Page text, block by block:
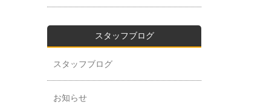
スタッフブログ
スタッフブログ
お知らせ